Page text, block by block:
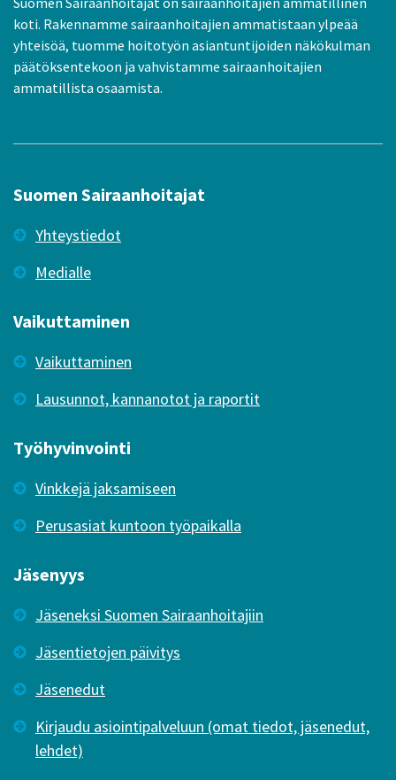
koti. Rakennamme sairaanhoitajien ammatistaan ylpeää
yhteisöä, tuomme hoitotyön asiantuntijoiden näkökulman
päätöksentekoon ja vahvistamme sairaanhoitajien
ammatillista osaamista.
Suomen Sairaanhoitajat
Yhteystiedot
Medialle
Vaikuttaminen
Vaikuttaminen
Lausunnot, kannanotot ja raportit
Työhyvinvointi
Vinkkejä jaksamiseen
Perusasiat kuntoon työpaikalla
Jäsenyys
Jäseneksi Suomen Sairaanhoitajiin
Jäsentietojen päivitys
Jäsenedut
Kirjaudu asiointipalveluun (omat tiedot, jäsenedut,
lehdet)